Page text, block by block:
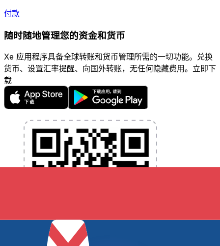
付款
随时随地管理您的资金和货币
Xe 应用程序具备全球转账和货币管理所需的一切功能。兑换
货币、设置汇率提醒、向国外转账，无任何隐藏费用。立即下
载